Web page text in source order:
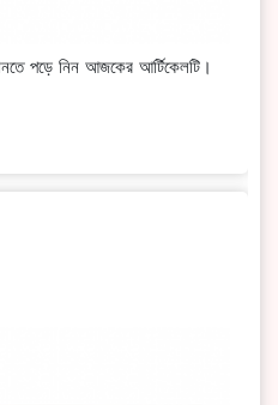
পড়ে নিন আজকের আর্টিকেলটি।